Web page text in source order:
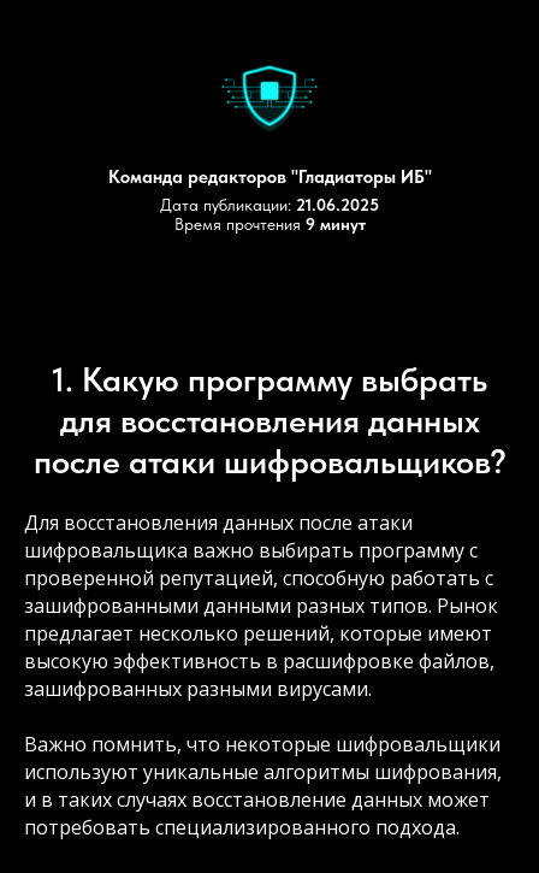
Команда редакторов "Гладиаторы ИБ"
Дата публикации: 21.06.2025
Время прочтения 9 минут
1. Какую программу выбрать
для восстановления данных
после атаки шифровальщиков?
Для восстановления данных после атаки
шифровальщика важно выбирать программу с
проверенной репутацией, способную работать с
зашифрованными данными разных типов. Рынок
предлагает несколько решений, которые имеют
высокую эффективность в расшифровке файлов,
зашифрованных разными вирусами.
Важно помнить, что некоторые шифровальщики
используют уникальные алгоритмы шифрования,
и в таких случаях восстановление данных может
потребовать специализированного подхода.